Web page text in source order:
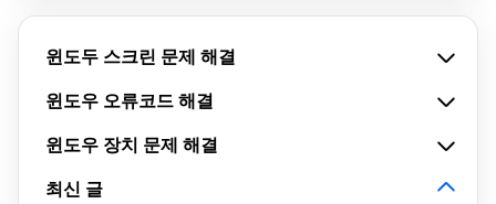
윈도두 스크린 문제 해결
윈도우 오류코드 해결
윈도우 장치 문제 해결
최신 글